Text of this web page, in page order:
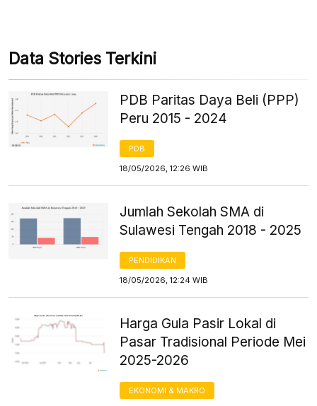
Data Stories Terkini
PDB Paritas Daya Beli (PPP)
Peru 2015 - 2024
PDB
18/05/2026, 12:26 WIB
Jumlah Sekolah SMA di
Sulawesi Tengah 2018 - 2025
PENDIDIKAN
18/05/2026, 12:24 WIB
Harga Gula Pasir Lokal di
Pasar Tradisional Periode Mei
2025-2026
EKONOMI & MAKRO